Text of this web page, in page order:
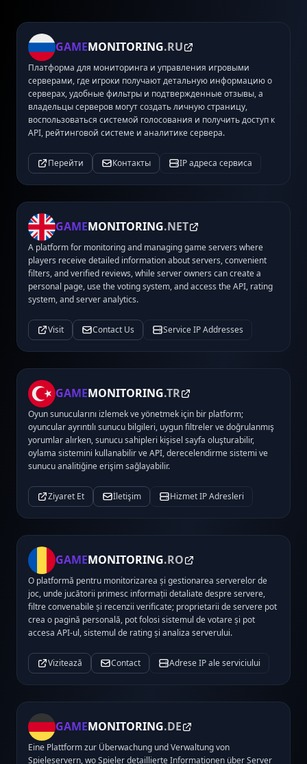
GAMEMONITORING.RU
Платформа для мониторинга и управления игровыми
серверами, где игроки получают детальную информацию о
серверах, удобные фильтры и подтвержденные отзывы, а
владельцы серверов могут создать личную страницу,
воспользоваться системой голосования и получить доступ к
API, рейтинговой системе и аналитике сервера.
Перейти Контакты IP адреса сервиса
GAMEMONITORING.NET
A platform for monitoring and managing game servers where
players receive detailed information about servers, convenient
filters, and verified reviews, while server owners can create a
personal page, use the voting system, and access the API, rating
system, and server analytics.
Visit Contact Us Service IP Addresses
GAMEMONITORING.TR
Oyun sunucularını izlemek ve yönetmek için bir platform;
oyuncular ayrıntılı sunucu bilgileri, uygun filtreler ve doğrulanmış
yorumlar alırken, sunucu sahipleri kişisel sayfa oluşturabilir,
oylama sistemini kullanabilir ve API, derecelendirme sistemi ve
sunucu analitiğine erişim sağlayabilir.
Ziyaret Et İletişim Hizmet IP Adresleri
GAMEMONITORING.RO
O platformă pentru monitorizarea și gestionarea serverelor de
joc, unde jucătorii primesc informații detaliate despre servere,
filtre convenabile și recenzii verificate; proprietarii de servere pot
crea o pagină personală, pot folosi sistemul de votare și pot
accesa API-ul, sistemul de rating și analiza serverului.
Vizitează Contact Adrese IP ale serviciului
GAMEMONITORING.DE
Eine Plattform zur Überwachung und Verwaltung von
Spieleservern, wo Spieler detaillierte Informationen über Server